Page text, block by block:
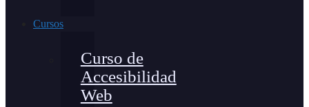
Cursos
Curso de
Accesibilidad
Web